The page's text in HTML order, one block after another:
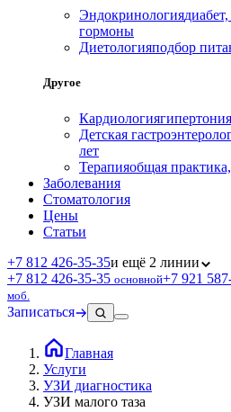
Эндокринология
гормоны
Диетологияподбор
Другое
Кардиология
Детская
лет
Терапияобщая
Заболевания
Стоматология
Цены
Статьи
+7 812 426‑35‑35и ещё 2 линии
+7 812 426‑35‑35 основной+7 921
моб.
Записаться
Главная
Услуги
УЗИ диагностика
УЗИ малого таза